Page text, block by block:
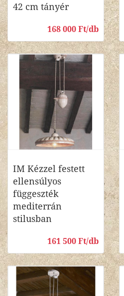
42 cm tányér
168 000 Ft/db
IM Kézzel festett
ellensúlyos
függeszték
mediterrán
stilusban
161 500 Ft/db